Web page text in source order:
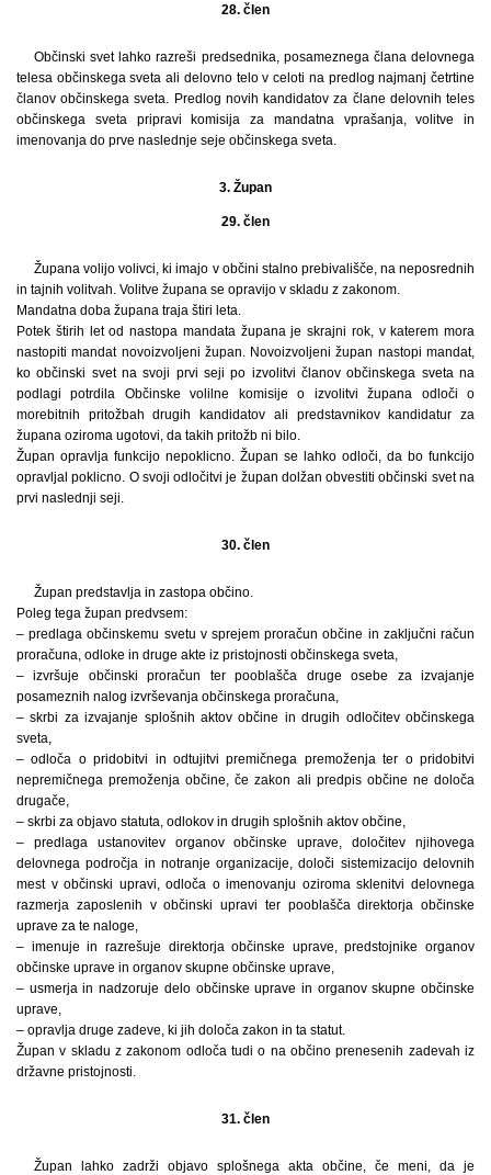
28. člen
Občinski svet lahko razreši predsednika, posameznega člana delovnega
telesa občinskega sveta ali delovno telo v celoti na predlog najmanj četrtine
članov občinskega sveta. Predlog novih kandidatov za člane delovnih teles
občinskega sveta pripravi komisija za mandatna vprašanja, volitve in
imenovanja do prve naslednje seje občinskega sveta.
3. Župan
29. člen
Župana volijo volivci, ki imajo v občini stalno prebivališče, na neposrednih
in tajnih volitvah. Volitve župana se opravijo v skladu z zakonom.
Mandatna doba župana traja štiri leta.
Potek štirih let od nastopa mandata župana je skrajni rok, v katerem mora
nastopiti mandat novoizvoljeni župan. Novoizvoljeni župan nastopi mandat,
ko občinski svet na svoji prvi seji po izvolitvi članov občinskega sveta na
podlagi potrdila Občinske volilne komisije o izvolitvi župana odloči o
morebitnih pritožbah drugih kandidatov ali predstavnikov kandidatur za
župana oziroma ugotovi, da takih pritožb ni bilo.
Župan opravlja funkcijo nepoklicno. Župan se lahko odloči, da bo funkcijo
opravljal poklicno. O svoji odločitvi je župan dolžan obvestiti občinski svet na
prvi naslednji seji.
30. člen
Župan predstavlja in zastopa občino.
Poleg tega župan predvsem:
– predlaga občinskemu svetu v sprejem proračun občine in zaključni račun
proračuna, odloke in druge akte iz pristojnosti občinskega sveta,
– izvršuje občinski proračun ter pooblašča druge osebe za izvajanje
posameznih nalog izvrševanja občinskega proračuna,
– skrbi za izvajanje splošnih aktov občine in drugih odločitev občinskega
sveta,
– odloča o pridobitvi in odtujitvi premičnega premoženja ter o pridobitvi
nepremičnega premoženja občine, če zakon ali predpis občine ne določa
drugače,
– skrbi za objavo statuta, odlokov in drugih splošnih aktov občine,
– predlaga ustanovitev organov občinske uprave, določitev njihovega
delovnega področja in notranje organizacije, določi sistemizacijo delovnih
mest v občinski upravi, odloča o imenovanju oziroma sklenitvi delovnega
razmerja zaposlenih v občinski upravi ter pooblašča direktorja občinske
uprave za te naloge,
– imenuje in razrešuje direktorja občinske uprave, predstojnike organov
občinske uprave in organov skupne občinske uprave,
– usmerja in nadzoruje delo občinske uprave in organov skupne občinske
uprave,
– opravlja druge zadeve, ki jih določa zakon in ta statut.
Župan v skladu z zakonom odloča tudi o na občino prenesenih zadevah iz
državne pristojnosti.
31. člen
Župan lahko zadrži objavo splošnega akta občine, če meni, da je